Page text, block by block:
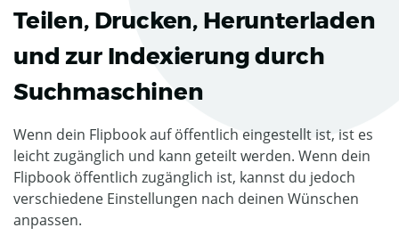
Teilen, Drucken, Herunterladen
und zur Indexierung durch
Suchmaschinen
Wenn dein Flipbook auf öffentlich eingestellt ist, ist es
leicht zugänglich und kann geteilt werden. Wenn dein
Flipbook öffentlich zugänglich ist, kannst du jedoch
verschiedene Einstellungen nach deinen Wünschen
anpassen.